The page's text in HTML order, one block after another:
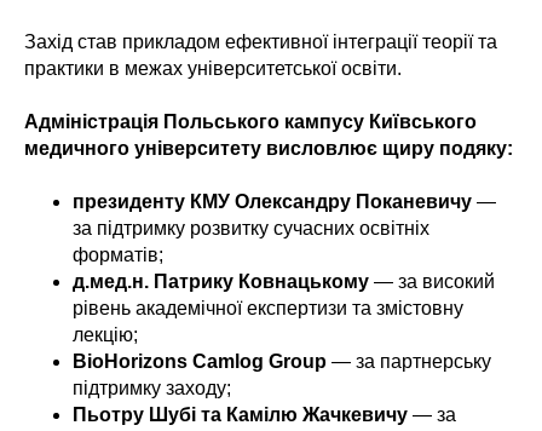
Захід став прикладом ефективної інтеграції теорії та
практики в межах університетської освіти.
Адміністрація Польського кампусу Київського
медичного університету висловлює щиру подяку:
президенту КМУ Олександру Поканевичу —
за підтримку розвитку сучасних освітніх
форматів;
д.мед.н. Патрику Ковнацькому — за високий
рівень академічної експертизи та змістовну
лекцію;
BioHorizons Camlog Group — за партнерську
підтримку заходу;
Пьотру Шубі та Камілю Жачкевичу — за